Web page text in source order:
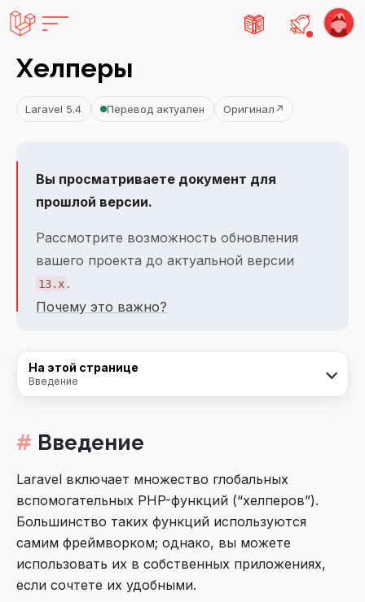
Есть не
Хелперы
Laravel 5.4 Перевод актуален Оригинал ↗
Вы просматриваете документ для
прошлой версии.
Рассмотрите возможность обновления
вашего проекта до актуальной версии
13.x .
Почему это важно?
На этой странице
Введение
Введение
Laravel включает множество глобальных
вспомогательных PHP-функций (“хелперов”).
Большинство таких функций используются
самим фреймворком; однако, вы можете
использовать их в собственных приложениях,
если сочтете их удобными.